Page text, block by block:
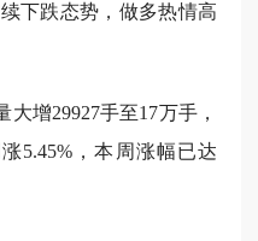
下跌态势，做多热情高
增29927手至17万手，
5.45%，本周涨幅已达